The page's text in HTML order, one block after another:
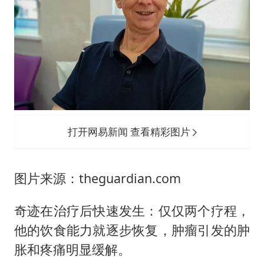
打开网易新闻 查看精彩图片
图片来源：theguardian.com
奇迹在治疗后快速发生：仅仅两个疗程，
他的饮食能力就逐步恢复，肿瘤引发的肿
胀和疼痛明显缓解。